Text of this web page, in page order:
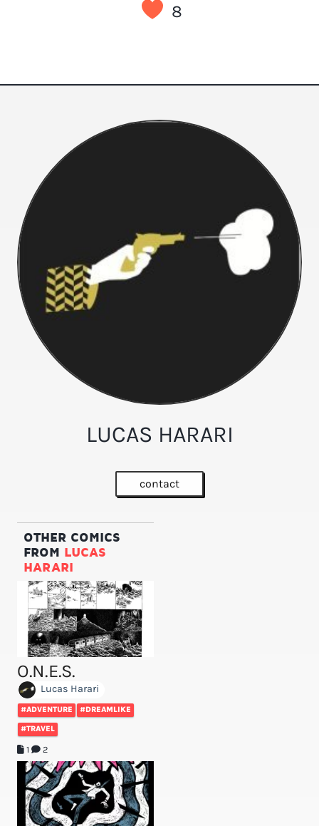
8
LUCAS HARARI
contact
OTHER COMICS
FROM LUCAS
HARARI
O.N.E.S.
Lucas Harari
#ADVENTURE #DREAMLIKE
#TRAVEL
1 2